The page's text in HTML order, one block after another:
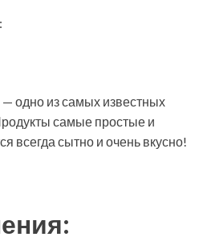
одно из самых известных
самые простые и
всегда сытно и очень вкусно!